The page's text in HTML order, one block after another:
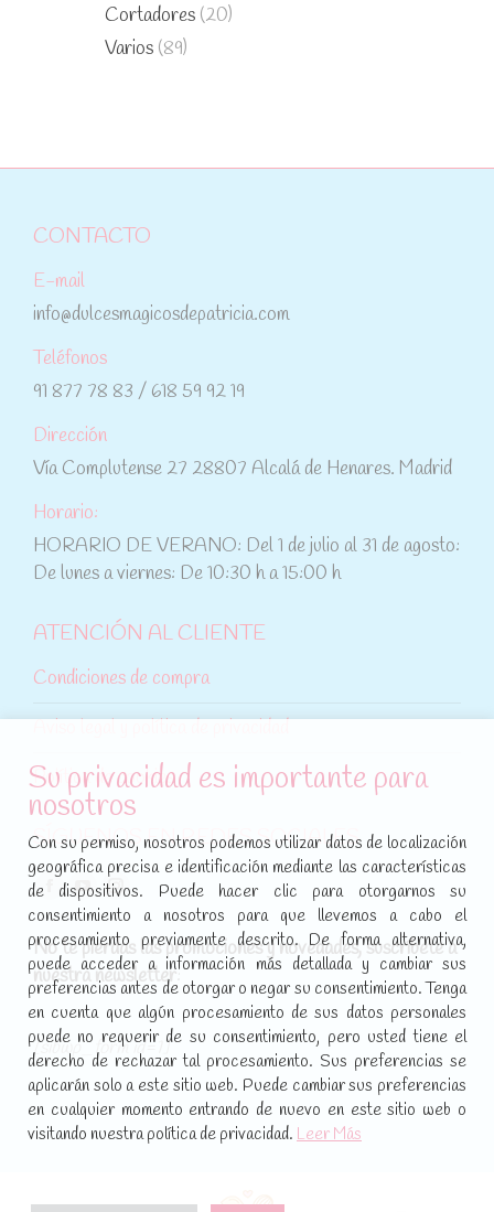
Cortadores (20)
Varios (89)
CONTACTO
E-mail
info@dulcesmagicosdepatricia.com
Teléfonos
91 877 78 83 / 618 59 92 19
Dirección
Vía Complutense 27 28807 Alcalá de Henares. Madrid
Horario:
HORARIO DE VERANO: Del 1 de julio al 31 de agosto:
De lunes a viernes: De 10:30 h a 15:00 h
ATENCIÓN AL CLIENTE
Condiciones de compra
Política de cookies
SÍGUENOS EN REDES SOCIALES
Encuéntranos en:
Facebook
page
opens
in
new
window
YouTube
page
opens
in
new
window
Instagram
page
opens
in
new
window
No te pierdas las promociones y novedades, suscríbete a
nuestra newsletter:
[sibwp_form id=1]
Su privacidad es importante para
nosotros
Con su permiso, nosotros podemos utilizar datos de localización
geográfica precisa e identificación mediante las características
de dispositivos. Puede hacer clic para otorgarnos su
consentimiento a nosotros para que llevemos a cabo el
procesamiento previamente descrito. De forma alternativa,
puede acceder a información más detallada y cambiar sus
preferencias antes de otorgar o negar su consentimiento. Tenga
en cuenta que algún procesamiento de sus datos personales
puede no requerir de su consentimiento, pero usted tiene el
derecho de rechazar tal procesamiento. Sus preferencias se
aplicarán solo a este sitio web. Puede cambiar sus preferencias
en cualquier momento entrando de nuevo en este sitio web o
visitando nuestra política de privacidad. Leer Más